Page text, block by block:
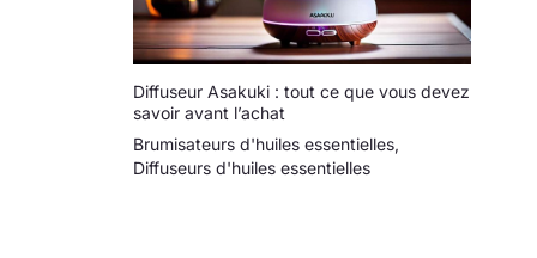
Diffuseur Asakuki : tout ce que vous devez
savoir avant l’achat
Brumisateurs d'huiles essentielles,
Diffuseurs d'huiles essentielles